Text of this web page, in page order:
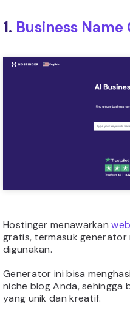
1. Business
Hostinger menawarkan
gratis, termasuk generator
digunakan.
Generator ini bisa
niche blog Anda, sehingga
yang unik dan kreatif.